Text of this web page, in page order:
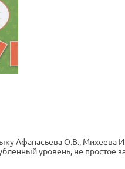
Афанасьева О.В., Михеева
уровень, не простое